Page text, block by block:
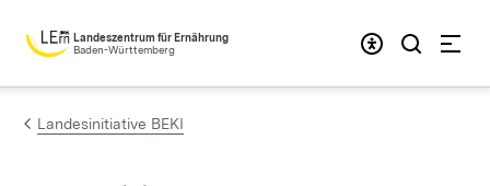
Zum Inhalt springen
Landeszentrum für Ernährung
Baden-Württemberg
Landesinitiative BEKI